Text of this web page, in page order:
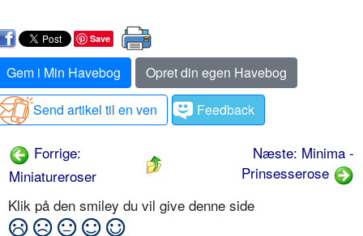
Save
Gem i Min Havebog
Opret din egen Havebog
Send artikel til en ven
Feedback
Forrige:
Miniatureroser
Næste: Minima -
Prinsesserose
Klik på den smiley du vil give denne side